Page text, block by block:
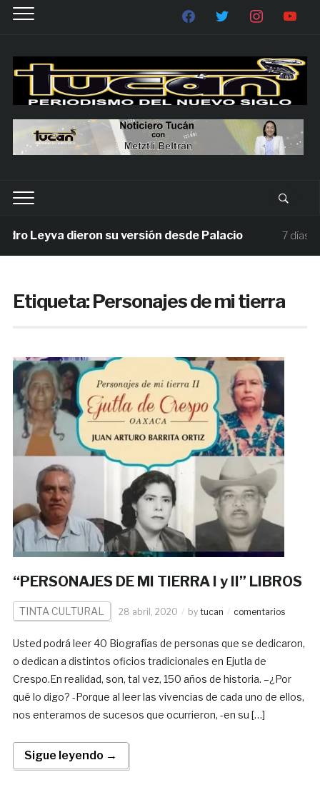
Leyva dieron su versión desde Palacio 7 días ago
Etiqueta:Personajes de mi tierra
“PERSONAJES DE MI TIERRA I y II” LIBROS
TINTA CULTURAL 28 abril, 2020 by tucan comentarios
Usted podrá leer 40 Biografías de personas que se dedicaron,
o dedican a distintos oficios tradicionales en Ejutla de
Crespo.En realidad, son, tal vez, 150 años de historia. –¿Por
qué lo digo? -Porque al leer las vivencias de cada uno de ellos,
nos enteramos de sucesos que ocurrieron, -en su […]
Sigue leyendo →